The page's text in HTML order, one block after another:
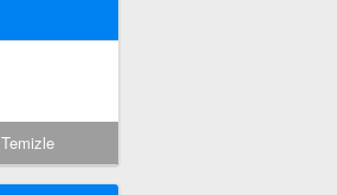
Temizle